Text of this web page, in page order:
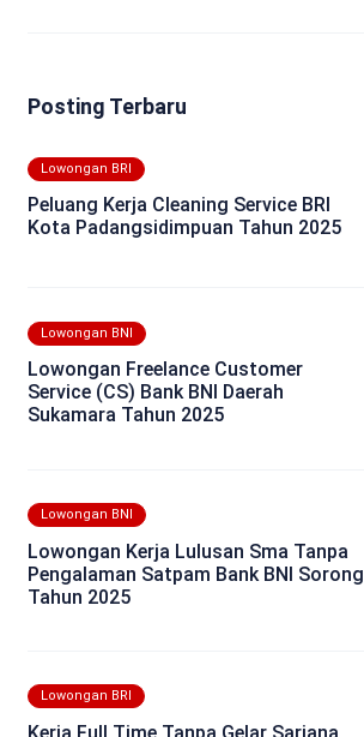
Posting Terbaru
Lowongan BRI
Peluang Kerja Cleaning Service BRI
Kota Padangsidimpuan Tahun 2025
Lowongan BNI
Lowongan Freelance Customer
Service (CS) Bank BNI Daerah
Sukamara Tahun 2025
Lowongan BNI
Lowongan Kerja Lulusan Sma Tanpa
Pengalaman Satpam Bank BNI Sorong
Tahun 2025
Lowongan BRI